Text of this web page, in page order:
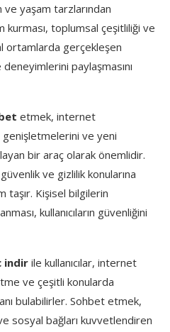
yaşam tarzlarından
kurması, toplumsal çeşitliliği ve
ortamlarda gerçekleşen
paylaşmasını
etmek, internet
genişletmelerini ve yeni
bir araç olarak önemlidir.
ve gizlilik konularına
taşır. Kişisel bilgilerin
kullanıcıların güvenliğini
indir ile kullanıcılar, internet
ve çeşitli konularda
bulabilirler. Sohbet etmek,
sosyal bağları kuvvetlendiren